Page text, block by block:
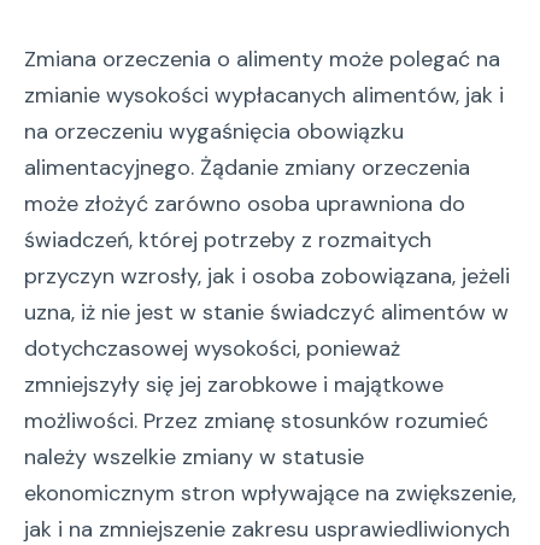
Zmiana orzeczenia o alimenty może polegać na
zmianie wysokości wypłacanych alimentów, jak i
na orzeczeniu wygaśnięcia obowiązku
alimentacyjnego. Żądanie zmiany orzeczenia
może złożyć zarówno osoba uprawniona do
świadczeń, której potrzeby z rozmaitych
przyczyn wzrosły, jak i osoba zobowiązana, jeżeli
uzna, iż nie jest w stanie świadczyć alimentów w
dotychczasowej wysokości, ponieważ
zmniejszyły się jej zarobkowe i majątkowe
możliwości. Przez zmianę stosunków rozumieć
należy wszelkie zmiany w statusie
ekonomicznym stron wpływające na zwiększenie,
jak i na zmniejszenie zakresu usprawiedliwionych